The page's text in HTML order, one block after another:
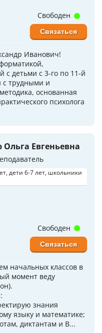
Иванович!
детьми с 3-го по 11-й
трудными и
основанная
психолога
Свободен
Связаться
Ольга Евгеньевна
дети 6-7 лет, школьники
начальных классов в
момент веду
знания
языку и математике;
диктантам и В...
Свободен
Связаться